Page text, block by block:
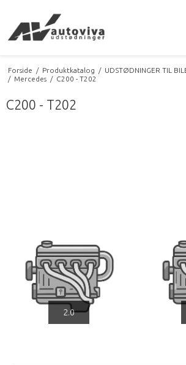
Forside / Produktkatalog / UDSTØDNINGER TIL
/ Mercedes / C200 - T202
C200 - T202
2.0